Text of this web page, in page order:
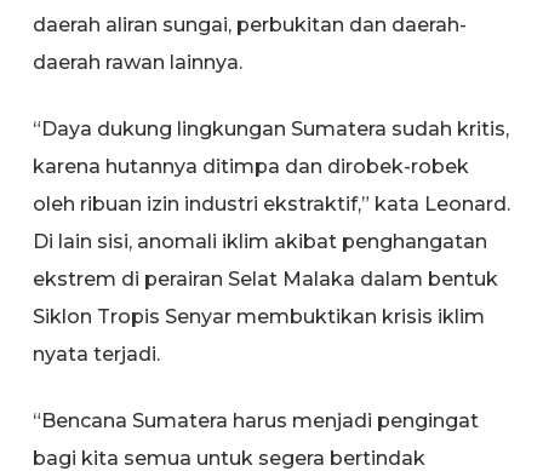
daerah aliran sungai, perbukitan dan daerah-
daerah rawan lainnya.
“Daya dukung lingkungan Sumatera sudah kritis,
karena hutannya ditimpa dan dirobek-robek
oleh ribuan izin industri ekstraktif,” kata Leonard.
Di lain sisi, anomali iklim akibat penghangatan
ekstrem di perairan Selat Malaka dalam bentuk
Siklon Tropis Senyar membuktikan krisis iklim
nyata terjadi.
“Bencana Sumatera harus menjadi pengingat
bagi kita semua untuk segera bertindak